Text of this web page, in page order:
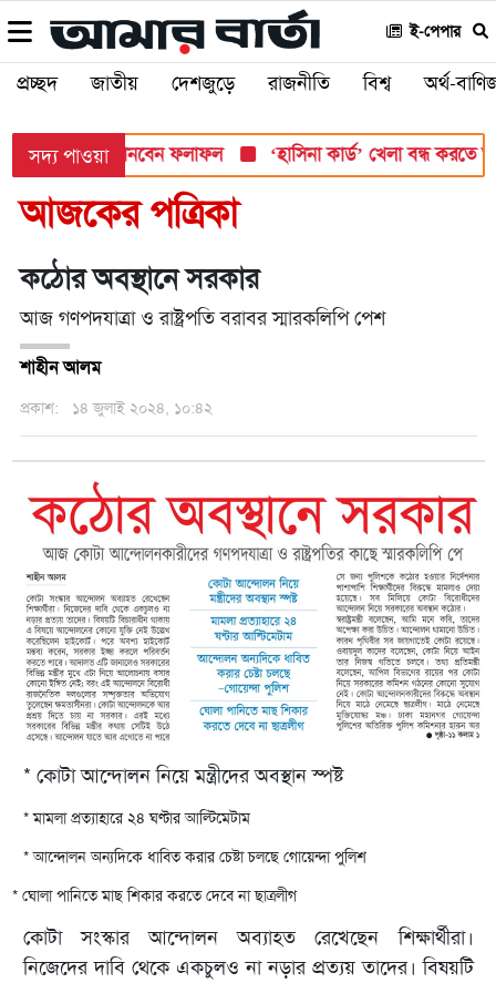
ই-পেপার
প্রচ্ছদ জাতীয় দেশজুড়ে রাজনীতি বিশ্ব অর্থ-
সদ্য পাওয়া
যেভাবে জানবেন ফলাফল ‘হাসিনা কার্ড’ খেলা বন্ধ করতে ভারতের
আজকের পত্রিকা
কঠোর অবস্থানে সরকার
আজ গণপদযাত্রা ও রাষ্ট্রপতি বরাবর স্মারকলিপি পেশ
শাহীন আলম
প্রকাশ: ১৪ জুলাই ২০২৪, ১০:৪২
* কোটা আন্দোলন নিয়ে মন্ত্রীদের অবস্থান স্পষ্ট
* মামলা প্রত্যাহারে ২৪ ঘণ্টার আল্টিমেটাম
* আন্দোলন অন্যদিকে ধাবিত করার চেষ্টা চলছে গোয়েন্দা পুলিশ
* ঘোলা পানিতে মাছ শিকার করতে দেবে না ছাত্রলীগ
কোটা সংস্কার আন্দোলন অব্যাহত রেখেছেন শিক্ষার্থীরা।
নিজেদের দাবি থেকে একচুলও না নড়ার প্রত্যয় তাদের। বিষয়টি